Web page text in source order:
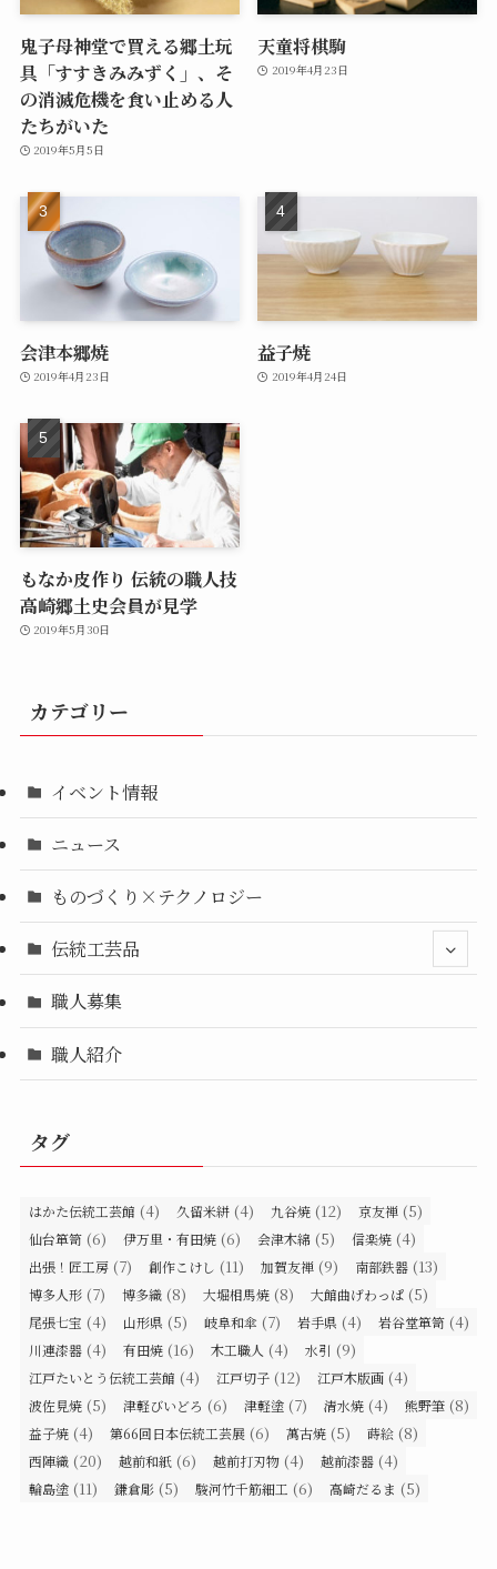
鬼子母神堂で買える郷土玩
具「すすきみみずく」、そ
の消滅危機を食い止める人
たちがいた
2019年5月5日
天童将棋駒
2019年4月23日
会津本郷焼
2019年4月23日
益子焼
2019年4月24日
もなか皮作り 伝統の職人技
高崎郷土史会員が見学
2019年5月30日
カテゴリー
イベント情報
ニュース
ものづくり×テクノロジー
伝統工芸品
職人募集
職人紹介
タグ
はかた伝統工芸館 (4) 久留米絣 (4) 九谷焼 (12) 京友禅 (5)
仙台箪笥 (6) 伊万里・有田焼 (6) 会津木綿 (5) 信楽焼 (4)
出張！匠工房 (7) 創作こけし (11) 加賀友禅 (9) 南部鉄器 (13)
博多人形 (7) 博多織 (8) 大堀相馬焼 (8) 大館曲げわっぱ (5)
尾張七宝 (4) 山形県 (5) 岐阜和傘 (7) 岩手県 (4) 岩谷堂箪笥 (4)
川連漆器 (4) 有田焼 (16) 木工職人 (4) 水引 (9)
江戸たいとう伝統工芸館 (4) 江戸切子 (12) 江戸木版画 (4)
波佐見焼 (5) 津軽びいどろ (6) 津軽塗 (7) 清水焼 (4) 熊野筆 (8)
益子焼 (4) 第66回日本伝統工芸展 (6) 萬古焼 (5) 蒔絵 (8)
西陣織 (20) 越前和紙 (6) 越前打刃物 (4) 越前漆器 (4)
輪島塗 (11) 鎌倉彫 (5) 駿河竹千筋細工 (6) 高崎だるま (5)